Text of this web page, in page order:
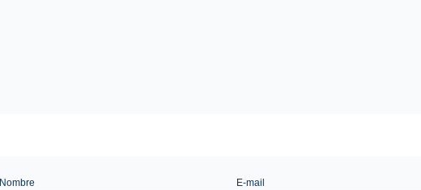
Nombre E-mail